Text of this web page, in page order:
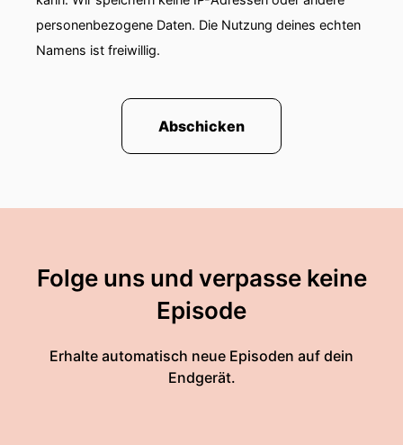
personenbezogene Daten. Die Nutzung deines echten
Namens ist freiwillig.
Abschicken
Folge uns und verpasse keine
Episode
Erhalte automatisch neue Episoden auf dein
Endgerät.